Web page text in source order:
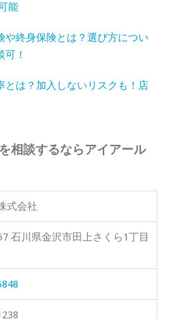
能
や終身保険とは？選び方につい
！
とは？加入しないリスクも！店
相談するならアイアール
式会社
石川県金沢市田上さくら1丁目